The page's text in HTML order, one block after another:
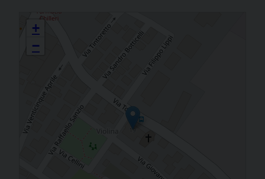
a Violina (PT): celebrazione delle Sante Cresime
+
−